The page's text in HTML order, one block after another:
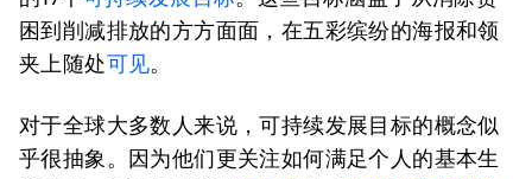
困到削减排放的方方面面，在五彩缤纷的海报和领
夹上随处可见。
对于全球大多数人来说，可持续发展目标的概念似
乎很抽象。因为他们更关注如何满足个人的基本生